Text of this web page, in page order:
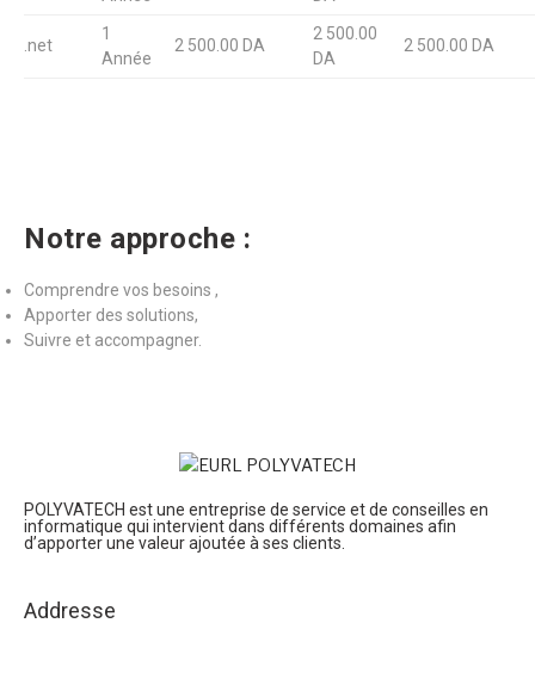
.net
1
Année
2 500.00 DA
2 500.00
DA
2 500.00 DA
Notre approche :
Comprendre vos besoins ,
Apporter des solutions,
Suivre et accompagner.
POLYVATECH est une entreprise de service et de conseilles en
informatique qui intervient dans différents domaines afin
d’apporter une valeur ajoutée à ses clients.
Addresse